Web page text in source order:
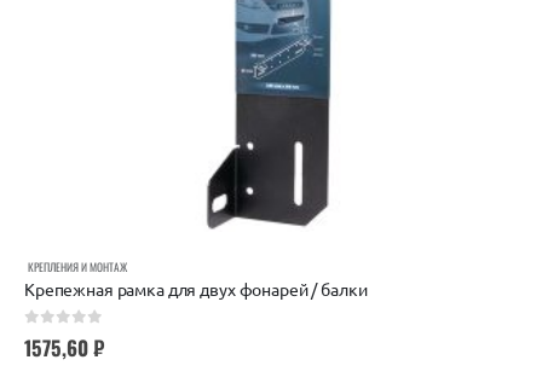
КРЕПЛЕНИЯ И МОНТАЖ
Крепежная рамка для двух фонарей / балки
1575,60₽